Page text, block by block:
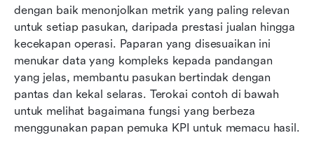
dengan baik menonjolkan metrik yang paling relevan
untuk setiap pasukan, daripada prestasi jualan hingga
kecekapan operasi. Paparan yang disesuaikan ini
menukar data yang kompleks kepada pandangan
yang jelas, membantu pasukan bertindak dengan
pantas dan kekal selaras. Terokai contoh di bawah
untuk melihat bagaimana fungsi yang berbeza
menggunakan papan pemuka KPI untuk memacu hasil.